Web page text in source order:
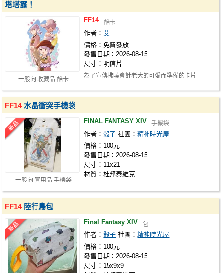
一般向 收藏品 酷卡
塔塔露！
FF14 酷卡
作者：艾
價格：免費發放
發售日期：2026-08-15
尺寸：明信片
為了宣傳拂曉會計老大的可愛而準備的卡片
一般向 實用品 手機袋
FF14水晶衝突手機袋
FINAL FANTASY XIV 手機袋
作者：骰子 社團：精神時光屋
價格：100元
發售日期：2026-08-15
尺寸：11x21
材質：杜邦泰維克
FF14陸行鳥包
Final Fantasy XIV 包
作者：骰子 社團：精神時光屋
價格：100元
發售日期：2026-08-15
尺寸：15x9x9